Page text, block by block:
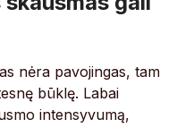
nėra pavojingas, tam
būklę. Labai
intensyvumą,